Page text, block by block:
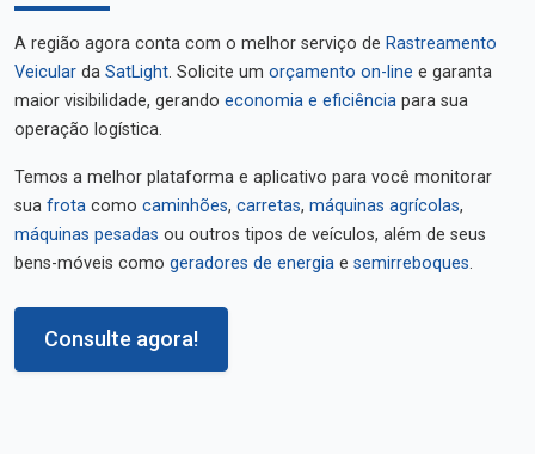
A região agora conta com o melhor serviço de Rastreamento
Veicular da SatLight. Solicite um orçamento on-line e garanta
maior visibilidade, gerando economia e eficiência para sua
operação logística.
Temos a melhor plataforma e aplicativo para você monitorar
sua frota como caminhões, carretas, máquinas agrícolas,
máquinas pesadas ou outros tipos de veículos, além de seus
bens-móveis como geradores de energia e semirreboques.
Consulte agora!